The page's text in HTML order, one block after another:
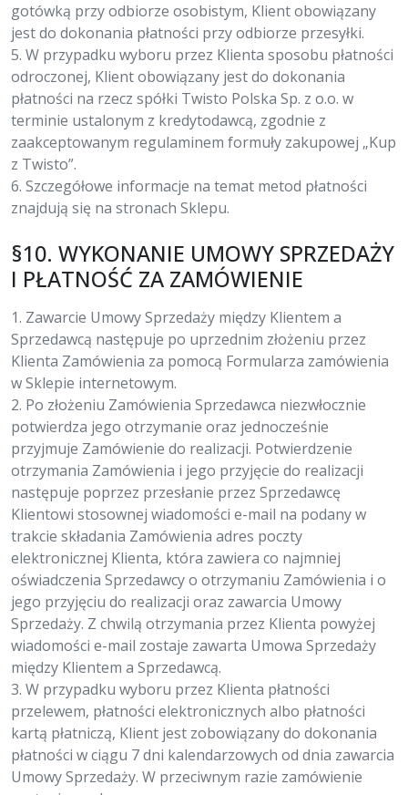
gotówką przy odbiorze osobistym, Klient obowiązany
jest do dokonania płatności przy odbiorze przesyłki.
5. W przypadku wyboru przez Klienta sposobu płatności
odroczonej, Klient obowiązany jest do dokonania
płatności na rzecz spółki Twisto Polska Sp. z o.o. w
terminie ustalonym z kredytodawcą, zgodnie z
zaakceptowanym regulaminem formuły zakupowej „Kup
z Twisto”.
6. Szczegółowe informacje na temat metod płatności
znajdują się na stronach Sklepu.
§10. WYKONANIE UMOWY SPRZEDAŻY
I PŁATNOŚĆ ZA ZAMÓWIENIE
1. Zawarcie Umowy Sprzedaży między Klientem a
Sprzedawcą następuje po uprzednim złożeniu przez
Klienta Zamówienia za pomocą Formularza zamówienia
w Sklepie internetowym.
2. Po złożeniu Zamówienia Sprzedawca niezwłocznie
potwierdza jego otrzymanie oraz jednocześnie
przyjmuje Zamówienie do realizacji. Potwierdzenie
otrzymania Zamówienia i jego przyjęcie do realizacji
następuje poprzez przesłanie przez Sprzedawcę
Klientowi stosownej wiadomości e-mail na podany w
trakcie składania Zamówienia adres poczty
elektronicznej Klienta, która zawiera co najmniej
oświadczenia Sprzedawcy o otrzymaniu Zamówienia i o
jego przyjęciu do realizacji oraz zawarcia Umowy
Sprzedaży. Z chwilą otrzymania przez Klienta powyżej
wiadomości e-mail zostaje zawarta Umowa Sprzedaży
między Klientem a Sprzedawcą.
3. W przypadku wyboru przez Klienta płatności
przelewem, płatności elektronicznych albo płatności
kartą płatniczą, Klient jest zobowiązany do dokonania
płatności w ciągu 7 dni kalendarzowych od dnia zawarcia
Umowy Sprzedaży. W przeciwnym razie zamówienie